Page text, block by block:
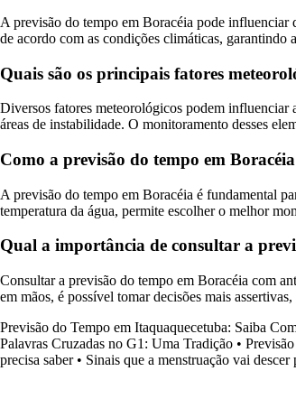
A previsão do tempo em Boracéia pode influenciar
de acordo com as condições climáticas, garantindo
Quais são os principais fatores
Diversos fatores meteorológicos podem influenciar
áreas de instabilidade. O monitoramento desses
Como a previsão do tempo em
A previsão do tempo em Boracéia é fundamental
temperatura da água, permite escolher o melhor
Qual a importância de consultar a
Consultar a previsão do tempo em Boracéia com
em mãos, é possível tomar decisões mais
Previsão do Tempo em Itaquaquecetuba: Saiba
Palavras Cruzadas no G1: Uma Tradição •
precisa saber• Sinais que a menstruação vai